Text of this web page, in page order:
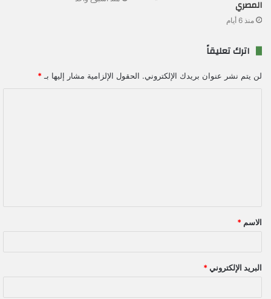
المصري
منذ 6 أيام
اترك تعليقاً
لن يتم نشر عنوان بريدك الإلكتروني. الحقول الإلزامية مشار إليها بـ *
ق
*
الاسم *
البريد الإلكتروني *